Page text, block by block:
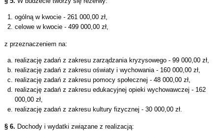
ogólną w kwocie - 261 000,00 zł,
celowe w kwocie - 499 000,00 zł,
z przeznaczeniem na:
realizację zadań z zakresu zarządzania kryzysowego - 99 000,00 zł,
realizację zadań z zakresu oświaty i wychowania - 160 000,00 zł,
realizację zadań z zakresu pomocy społecznej - 48 000,00 zł,
realizację zadań z zakresu edukacyjnej opieki wychowawczej - 162
000,00 zł,
realizację zadań z zakresu kultury fizycznej - 30 000,00 zł.
§ 6. Dochody i wydatki związane z realizacją: